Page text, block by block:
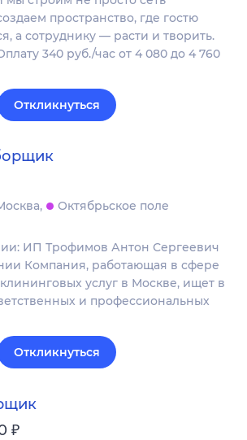
пространство, где гостю
а сотруднику — расти и творить.
340 руб./час от 4 080 до 4 760
Откликнуться
Октябрьское поле
ИП Трофимов Антон Сергеевич
Компания, работающая в сфере
услуг в Москве, ищет в
и профессиональных
Откликнуться
₽